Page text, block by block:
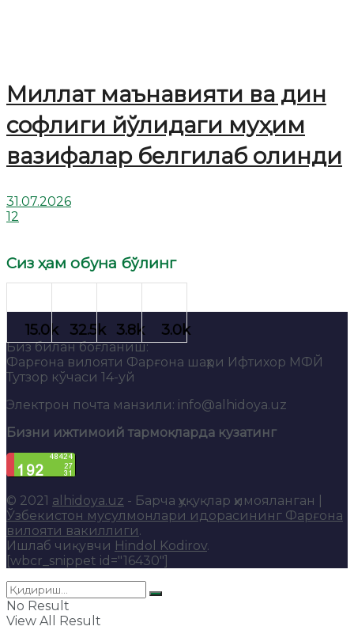
Миллат маънавияти ва дин
софлиги йўлидаги муҳим
вазифалар белгилаб олинди
31.07.2026
12
Сиз ҳам обуна бўлинг
Биз билан боғланиш:
Фарғона вилояти Фарғона шаҳри Ифтихор МФЙ
Тутзор кўчаси 14-уй
Электрон почта манзили: info@alhidoya.uz
Бизни ижтимоий тармоқларда кузатинг
© 2021 alhidoya.uz - Барча ҳуқуқлар ҳимояланган |
Ўзбекистон мусулмонлари идорасининг Фарғона
вилояти вакиллиги.
Ишлаб чиқувчи Hindol Kodirov.
[wbcr_snippet id="16430"]
No Result
View All Result